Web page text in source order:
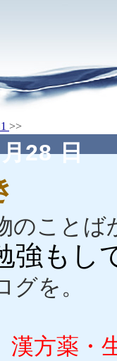
>>
28 日
のことば
強もし
グを。
漢方薬・